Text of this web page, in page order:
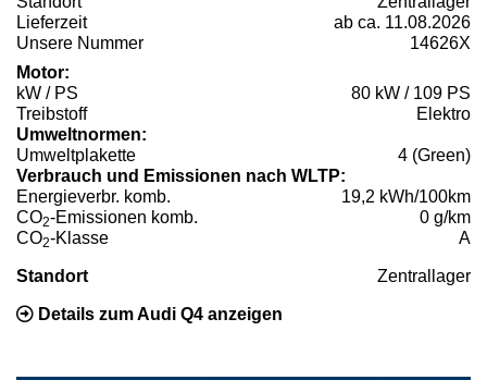
Lieferzeit
ab ca. 11.08.2026
Unsere Nummer
14626X
Motor:
kW / PS
80 kW / 109 PS
Treibstoff
Elektro
Umweltnormen:
Umweltplakette
4 (Green)
Verbrauch und Emissionen nach WLTP:
Energieverbr. komb.
19,2 kWh/100km
CO2-Emissionen komb.
0 g/km
CO2-Klasse A
Standort Zentrallager
Details zum Audi Q4 anzeigen